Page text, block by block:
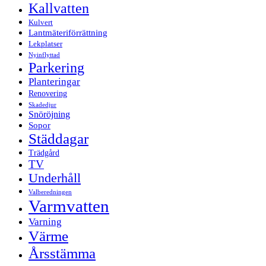
Kallvatten
Kulvert
Lantmäteriförrättning
Lekplatser
Nyinflyttad
Parkering
Planteringar
Renovering
Skadedjur
Snöröjning
Sopor
Städdagar
Trädgård
TV
Underhåll
Valberedningen
Varmvatten
Varning
Värme
Årsstämma